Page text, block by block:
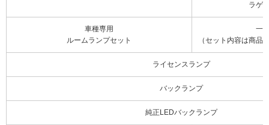
ラゲ
車種専用
ルームランプセット
一
（セット内容は商品
ライセンスランプ
バックランプ
純正LEDバックランプ